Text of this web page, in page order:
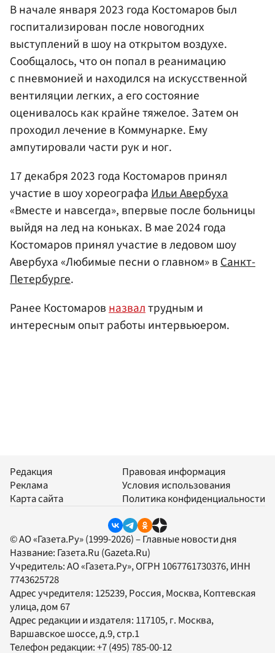
В начале января 2023 года Костомаров был
госпитализирован после новогодних
выступлений в шоу на открытом воздухе.
Сообщалось, что он попал в реанимацию
с пневмонией и находился на искусственной
вентиляции легких, а его состояние
оценивалось как крайне тяжелое. Затем он
проходил лечение в Коммунарке. Ему
ампутировали части рук и ног.
17 декабря 2023 года Костомаров принял
участие в шоу хореографаИльи Авербуха
«Вместе и навсегда», впервые после больницы
выйдя на лед на коньках. В мае 2024 года
Костомаров принял участие в ледовом шоу
Авербуха «Любимые песни о главном» вСанкт-
Петербурге.
Ранее Костомаровназвалтрудным и
интересным опыт работы интервьюером.
Редакция
Реклама
Карта сайта
Правовая информация
Условия использования
Политика конфиденциальности
© АО «Газета.Ру» (1999-2026) – Главные новости дня
Название: Газета.Ru (Gazeta.Ru)
Учредитель:АО «Газета.Ру», ОГРН 1067761730376, ИНН
7743625728
Адрес учредителя: 125239, Россия, Москва, Коптевская
улица, дом 67
Адрес редакции и издателя: 117105, г. Москва,
Варшавское шоссе, д.9, стр.1
Телефон редакции:+7 (495) 785-00-12